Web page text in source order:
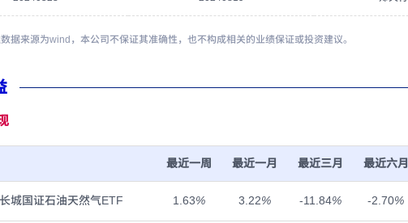
据来源为wind，本公司不保证其准确性，也不构成相关的业绩保证或投资建议。
最近一周 最近一月 最近三月 最近六月
城国证石油天然气ETF 1.63% 3.22% -11.84% -2.70%